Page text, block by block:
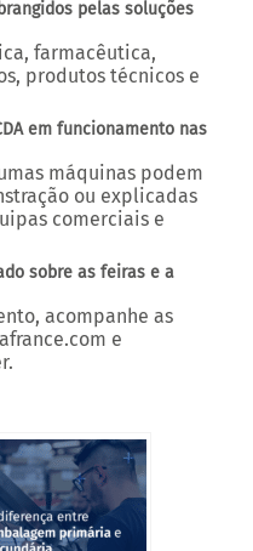
em funcionamento nas
máquinas podem
ou explicadas
comerciais e
sobre as feiras e a
acompanhe as
e